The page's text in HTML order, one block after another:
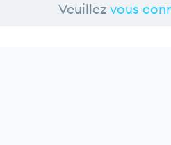
Veuillezvous